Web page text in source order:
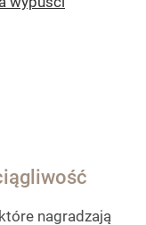
nagradzają